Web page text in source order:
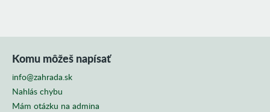
emasan
Komu môžeš napísať
info@zahrada.sk
Nahlás chybu
Mám otázku na admina